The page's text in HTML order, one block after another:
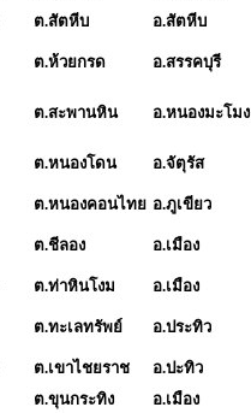
ต.สัตหีบ อ.สัตหีบ
ต.ห้วยกรด อ.สรรคบุรี
ต.สะพานหิน อ.หนองมะโมง
ต.หนองโดน อ.จัตุรัส
ต.หนองคอนไทย อ.ภูเขียว
ต.ชีลอง อ.เมือง
ต.ท่าหินโงม อ.เมือง
ต.ทะเลทรัพย์ อ.ประทิว
ต.เขาไชยราช อ.ปะทิว
ต.ขุนกระทิง อ.เมือง